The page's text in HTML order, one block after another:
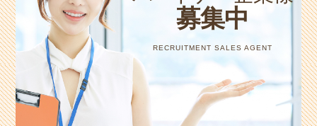
募集中
RECRUITMENT SALES AGENT